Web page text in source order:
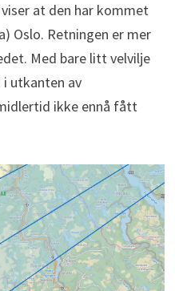
at den har kommet
Oslo. Retningen er mer
Med bare litt velvilje
utkanten av
ikke ennå fått